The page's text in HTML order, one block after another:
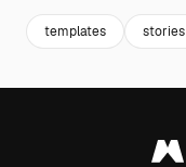
templates stories